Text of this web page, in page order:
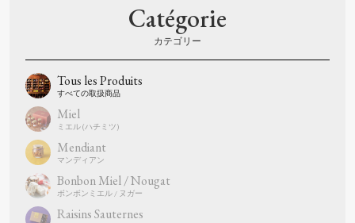
Catégorie
Tous les Produits
Bonbon Miel / Nougat
Mendiant
Miel
Raisins Sauternes